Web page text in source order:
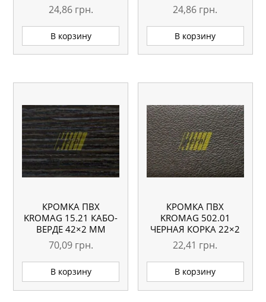
24,86 грн.
В корзину
24,86 грн.
В корзину
КРОМКА ПВХ
KROMAG 15.21 КАБО-
ВЕРДЕ 42×2 ММ
70,09 грн.
В корзину
КРОМКА ПВХ
KROMAG 502.01
ЧЕРНАЯ КОРКА 22×2
ММ
22,41 грн.
В корзину